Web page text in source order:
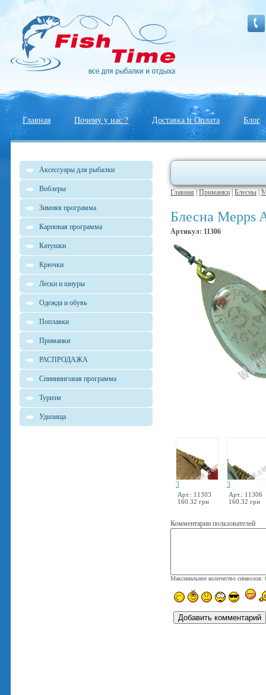
Главная Почему у нас ? Доставка и Оплата Блог
Аксессуары для рыбалки
Воблеры
Зимняя программа
Карповая программа
Катушки
Крючки
Лески и шнуры
Одежда и обувь
Поплавки
Приманки
РАСПРОДАЖА
Спиннинговая программа
Туризм
Удилища
Главная Приманки Блесны
Блесна Mepps
Артикул: 11306
3
Арт.: 11303
160.32 грн
3
Арт.: 11306
160.32 грн
Комментарии пользователей
Максимальное количество символов: